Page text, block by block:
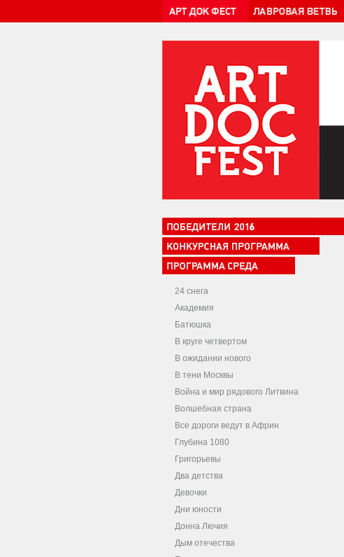
24 снега
Академия
Батюшка
В круге четвертом
В ожидании нового
В тени Москвы
Война и мир рядового Литвина
Волшебная страна
Все дороги ведут в Африн
Глубина 1080
Григорьевы
Два детства
Девочки
Дни юности
Донна Лючия
Дым отечества